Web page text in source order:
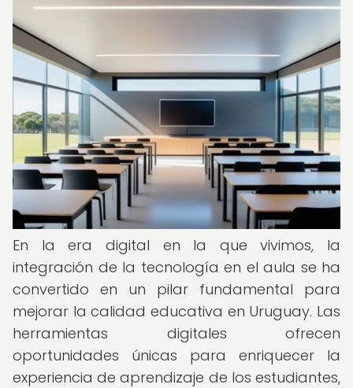
En la era digital en la que vivimos, la
integración de la tecnología en el aula se ha
convertido en un pilar fundamental para
mejorar la calidad educativa en Uruguay. Las
herramientas digitales ofrecen
oportunidades únicas para enriquecer la
experiencia de aprendizaje de los estudiantes,